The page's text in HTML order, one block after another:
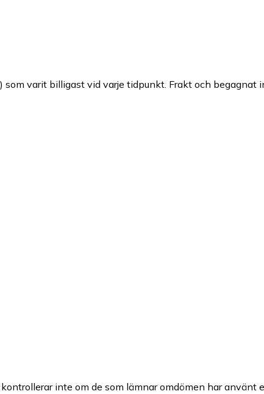
varit billigast vid varje tidpunkt. Frakt och begagnat
inte om de som lämnar omdömen har använt